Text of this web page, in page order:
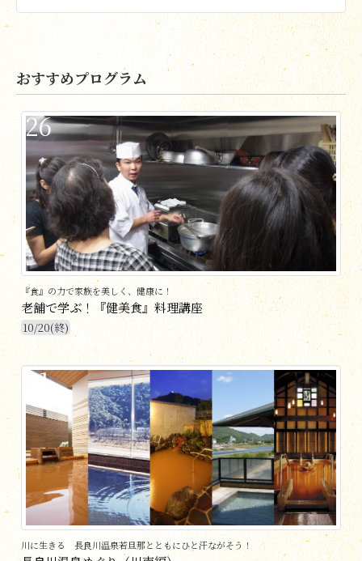
おすすめプログラム
26
『食』の力で家族を美しく、健康に！
老舗で学ぶ！『健美食』料理講座
10/20(終)
31
川に生きる 長良川温泉若旦那とともにひと汗ながそう！